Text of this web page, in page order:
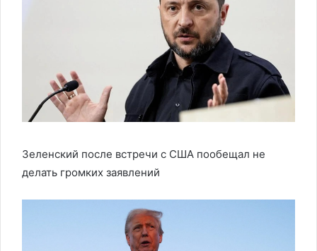
Зеленский после встречи с США пообещал не
делать громких заявлений